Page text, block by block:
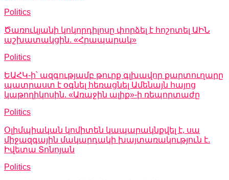
Politics
Ծառուկյանի կոկորդիլոսը փորձել է հոշոտել ԱԻՆ
աշխատակցին. «Հրապարակ»
Politics
ԵԱՀԿ-ի՝ ազգությամբ թուրք գլխավոր քարտուղարը
պատրաստ է օգնել հեռացնել Ամենայն հայոց
կաթողիկոսին. «Առաջին ալիք»-ի ռեպորտաժը
Politics
Օլիմպիական կոմիտեն կապարակնքվել է, սա
միջազգային մակարդակի խայտառակություն է.
Իվետա Տոնոյան
Politics